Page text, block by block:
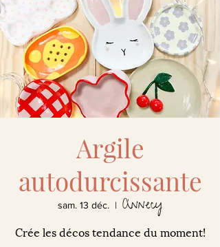
Argile
autodurcissante
sam. 13 déc.
  |
Annecy
Crée les décos tendance du moment!